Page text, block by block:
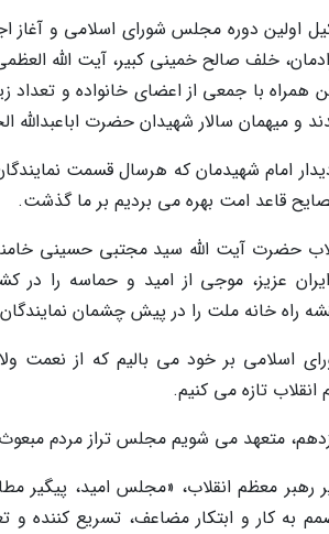
اولین دوره مجلس شورای اسلامی و
خلف صالح خمینی کبیر، آیت الله
با جمعی از اعضای خانواده و تعداد
و میهمان سالار شهیدان حضرت اباعبدالله
امام شهیدمان که هرسال قسمت
قاعد امت بهره می بردیم بر ما گذشت.
حضرت آیت الله سید مجتبی حسینی
عزیز، موجی از امید و حماسه را در
راه خانه ملت را در پیش چشمان
اسلامی بر خود می بالیم که از نعمت
انقلاب تازه می کنیم.
متعهد می شویم مجلس تراز مردم
معظم انقلاب، «مجلس امید، پیگیر
به کار و ابتکار مضاعف، تسریع کننده و